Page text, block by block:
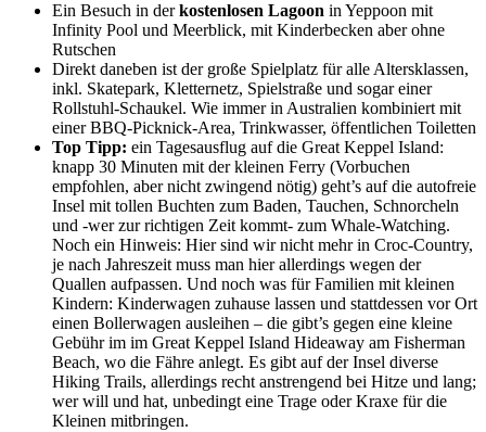
Ein Besuch in derkostenlosen Lagoon in Yeppoon mit
Infinity Pool und Meerblick, mit Kinderbecken aber ohne
Rutschen
Direkt daneben ist der große Spielplatz für alle Altersklassen,
inkl. Skatepark, Kletternetz, Spielstraße und sogar einer
Rollstuhl-Schaukel. Wie immer in Australien kombiniert mit
einer BBQ-Picknick-Area, Trinkwasser, öffentlichen Toiletten
Top Tipp: ein Tagesausflug auf die Great Keppel Island:
knapp 30 Minuten mit der kleinen Ferry (Vorbuchen
empfohlen, aber nicht zwingend nötig) geht’s auf die autofreie
Insel mit tollen Buchten zum Baden, Tauchen, Schnorcheln
und -wer zur richtigen Zeit kommt- zum Whale-Watching.
Noch ein Hinweis: Hier sind wir nicht mehr in Croc-Country,
je nach Jahreszeit muss man hier allerdings wegen der
Quallen aufpassen. Und noch was für Familien mit kleinen
Kindern: Kinderwagen zuhause lassen und stattdessen vor Ort
einen Bollerwagen ausleihen – die gibt’s gegen eine kleine
Gebühr im im Great Keppel Island Hideaway am Fisherman
Beach, wo die Fähre anlegt. Es gibt auf der Insel diverse
Hiking Trails, allerdings recht anstrengend bei Hitze und lang;
wer will und hat, unbedingt eine Trage oder Kraxe für die
Kleinen mitbringen.